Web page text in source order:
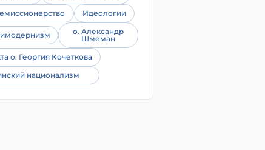
Идеологии
о. Александр
Шмеман
о. Георгия Кочеткова
национализм